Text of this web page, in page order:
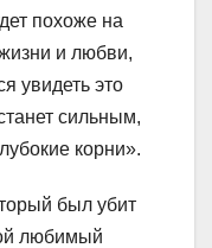
похоже на
и любви,
увидеть это
сильным,
корни».
был убит
любимый